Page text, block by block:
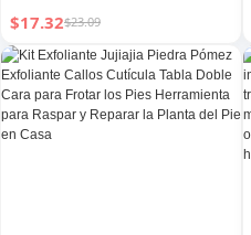
Herramienta para Cavar
Arena, Vehículo de
Ingeniería para Niños,
Camión Volquete,
Excavadora en la que el Bebé
$17.32$23.09